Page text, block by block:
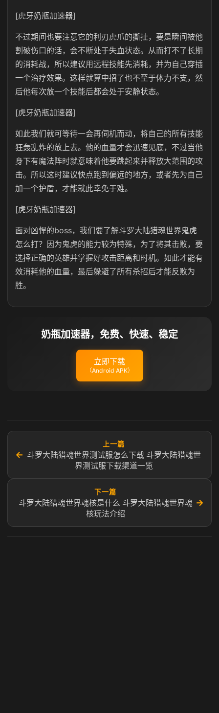
[虎牙奶瓶加速器]
不过期间也要注意它的利刃虎爪的撕扯，要是瞬间被他
割破伤口的话，会不断处于失血状态。从而打不了长期
的消耗战，所以建议用远程技能先消耗，并为自己穿插
一个治疗效果。这样就算中招了也不至于体力不支，然
后他每次放一个技能后都会处于安静状态。
[虎牙奶瓶加速器]
如此我们就可等待一会再伺机而动，将自己的所有技能
狂轰乱炸的放上去。他的血量才会迅速见底，不过当他
身下有魔法阵时就意味着他要跳起来并释放大范围的攻
击。所以这时建议快点跑到偏远的地方，或者先为自己
加一个护盾，才能就此幸免于难。
[虎牙奶瓶加速器]
面对凶悍的boss，我们要了解斗罗大陆猎魂世界鬼虎
怎么打？因为鬼虎的能力较为特殊，为了将其击败，要
选择正确的英雄并掌握好攻击距离和时机。如此才能有
效消耗他的血量，最后躲避了所有杀招后才能反败为
胜。
奶瓶加速器，免费、快速、稳定
立即下载
（Android APK）
←
上一篇
斗罗大陆猎魂世界测试服怎么下载 斗罗大陆猎魂世
界测试服下载渠道一览
下一篇
斗罗大陆猎魂世界魂核是什么 斗罗大陆猎魂世界魂
核玩法介绍
→